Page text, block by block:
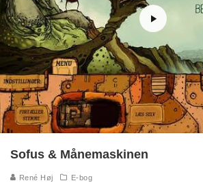
Sofus & Månemaskinen
René Høj E-bog